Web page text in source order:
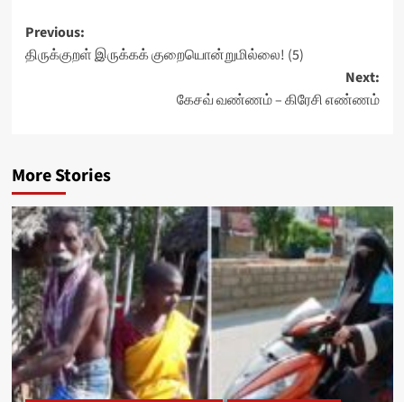
Post
navigation
Previous:
திருக்குறள் இருக்கக் குறையொன்றுமில்லை! (5)
Next:
கேசவ் வண்ணம் – கிரேசி எண்ணம்
More Stories